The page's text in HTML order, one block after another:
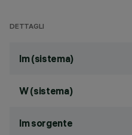
DETTAGLI
lm (sistema)
W (sistema)
lm sorgente